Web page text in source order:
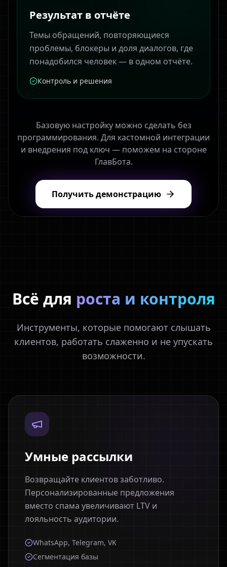
Результат в отчёте
Темы обращений, повторяющиеся
проблемы, блокеры и доля диалогов, где
понадобился человек — в одном отчёте.
Контроль и решения
Базовую настройку можно сделать без
программирования. Для кастомной интеграции
и внедрения под ключ — поможем на стороне
ГлавБота.
Получить демонстрацию
Всё для роста и контроля
Инструменты, которые помогают слышать
клиентов, работать слаженно и не упускать
возможности.
Умные рассылки
Возвращайте клиентов заботливо.
Персонализированные предложения
вместо спама увеличивают LTV и
лояльность аудитории.
WhatsApp, Telegram, VK
Сегментация базы